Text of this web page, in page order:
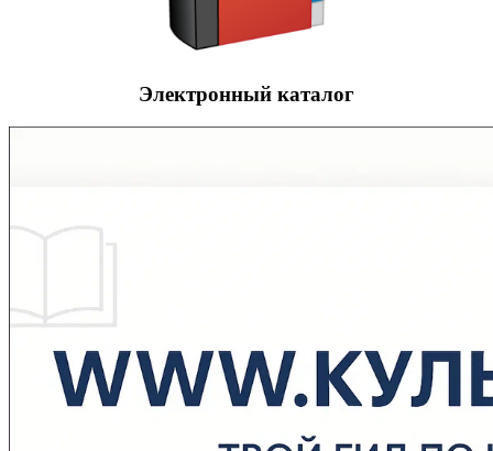
Электронный каталог